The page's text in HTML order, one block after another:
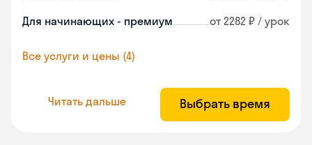
Для начинающих - премиум от 2282 ₽ / урок
Все услуги и цены (4)
Читать дальше Выбрать время